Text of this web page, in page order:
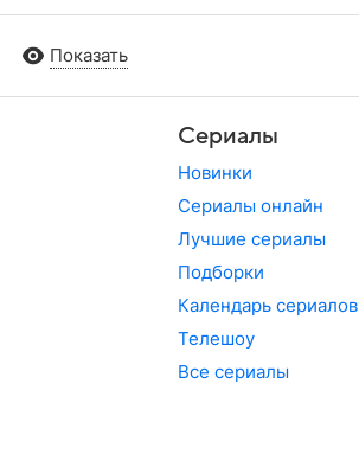
Показать
Сериалы
Новинки
Сериалы онлайн
Лучшие сериалы
Подборки
Календарь сериалов
Телешоу
Все сериалы